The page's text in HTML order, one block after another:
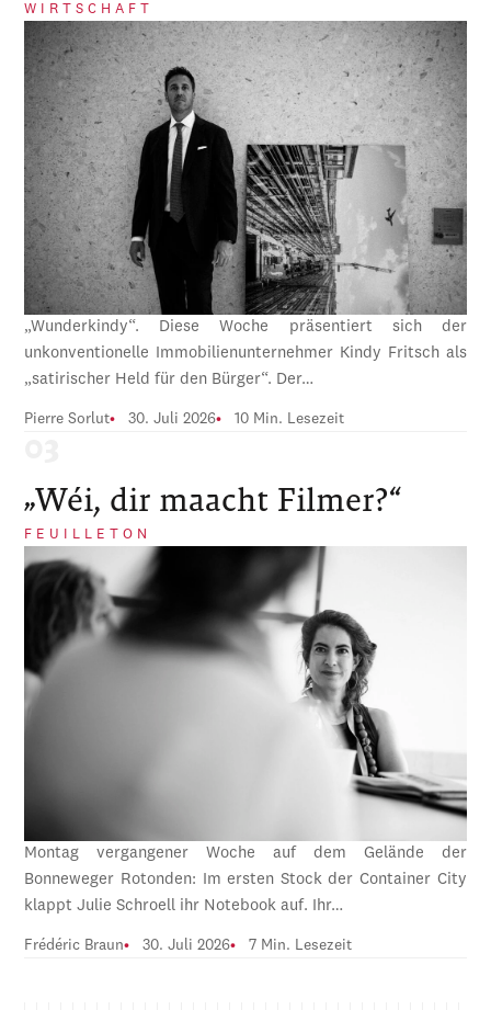
WIRTSCHAFT
„Wunderkindy“. Diese Woche präsentiert sich der
unkonventionelle Immobilienunternehmer Kindy Fritsch als
„satirischer Held für den Bürger“. Der…
Pierre Sorlut 30. Juli 2026 10 Min. Lesezeit
„Wéi, dir maacht Filmer?“
FEUILLETON
Montag vergangener Woche auf dem Gelände der
Bonneweger Rotonden: Im ersten Stock der Container City
klappt Julie Schroell ihr Notebook auf. Ihr…
Frédéric Braun 30. Juli 2026 7 Min. Lesezeit